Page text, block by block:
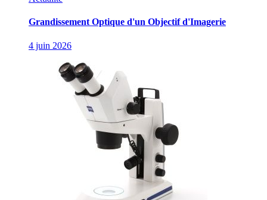
Grandissement Optique d'un Objectif d'Imagerie
4 juin 2026